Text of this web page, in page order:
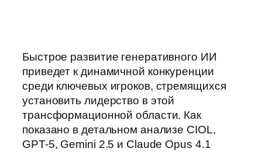
Быстрое развитие генеративного ИИ
приведет к динамичной конкуренции
среди ключевых игроков, стремящихся
установить лидерство в этой
трансформационной области. Как
показано в детальном анализе CIOL,
GPT-5, Gemini 2.5 и Claude Opus 4.1